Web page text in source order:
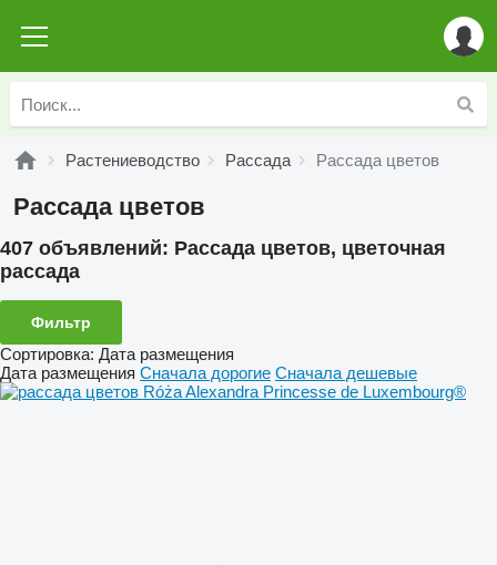
Растениеводство Рассада Рассада цветов
Рассада цветов
407 объявлений: Рассада цветов, цветочная
рассада
Фильтр
Сортировка: Дата размещения
Дата размещения Сначала дорогие Сначала дешевые